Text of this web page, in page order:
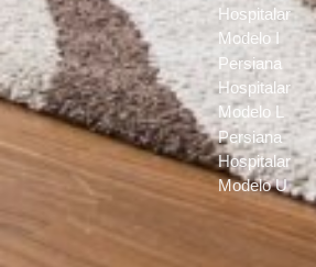
Hospitalar
Modelo I
Persiana
Hospitalar
Modelo L
Persiana
Hospitalar
Modelo U